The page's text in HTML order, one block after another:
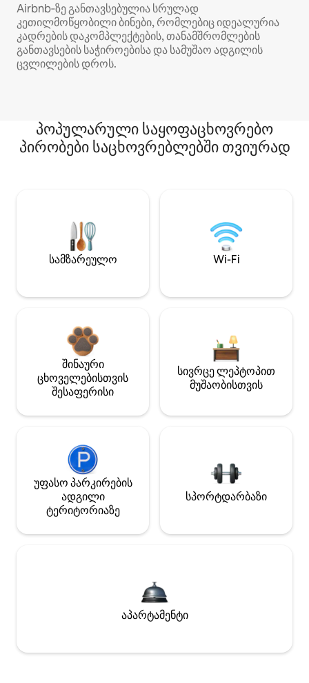
Airbnb‑ზე განთავსებულია სრულად
კეთილმოწყობილი ბინები, რომლებიც იდეალურია
კადრების დაკომპლექტების, თანამშრომლების
განთავსების საჭიროებისა და სამუშაო ადგილის
ცვლილების დროს.
პოპულარული საყოფაცხოვრებო
პირობები საცხოვრებლებში თვიურად
სამზარეულო Wi-Fi
შინაური
ცხოველებისთვის
შესაფერისი
სივრცე ლეპტოპით
მუშაობისთვის
უფასო პარკირების
ადგილი
ტერიტორიაზე
სპორტდარბაზი
აპარტამენტი